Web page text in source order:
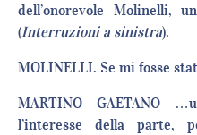
dell’onorevole Molinelli,
(Interruzioni a sinistra).
MOLINELLI. Se mi fosse
MARTINO GAETANO
l’interesse della parte,